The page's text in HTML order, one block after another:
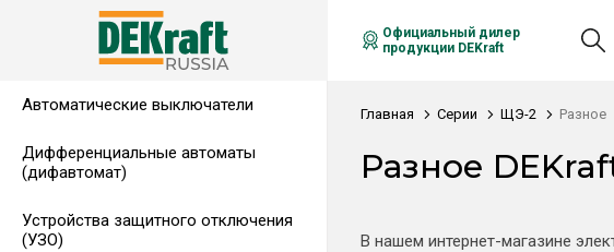
Автоматические выключатели
Дифференциальные автоматы
(дифавтомат)
Устройства защитного отключения
(УЗО)
Распределительные щиты,
Напольные щиты
Клеммы и комплектующие
Клеммы на DIN-рейку
Автоматические выключатели в
Аксессуары
Предохранители
Щитовые приборы
Амперметры
Воздушные автоматические
Официальный дилер
продукции DEKraft
Главная Серии ЩЭ-2 Разное
Разное
В нашем интернет-магазине